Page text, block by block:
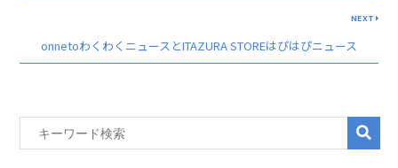
NEXT
onnetoわくわくニュースとITAZURA STOREはぴはぴニュース